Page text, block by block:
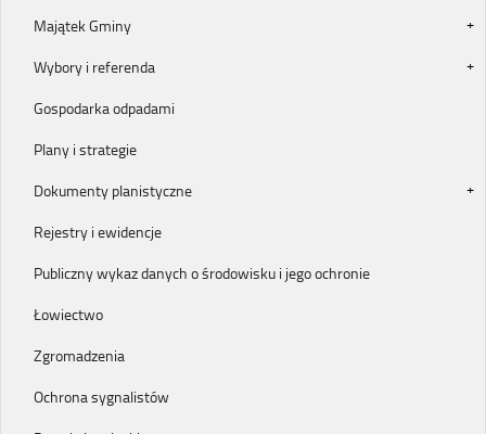
Majątek Gminy
Wybory i referenda
Gospodarka odpadami
Plany i strategie
Dokumenty planistyczne
Rejestry i ewidencje
Publiczny wykaz danych o środowisku i jego ochronie
Łowiectwo
Zgromadzenia
Ochrona sygnalistów